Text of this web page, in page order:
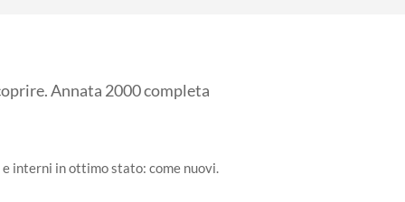
Annata 2000 completa
interni in ottimo stato: come nuovi.